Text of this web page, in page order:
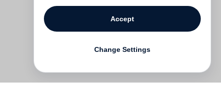
Accept
Change Settings